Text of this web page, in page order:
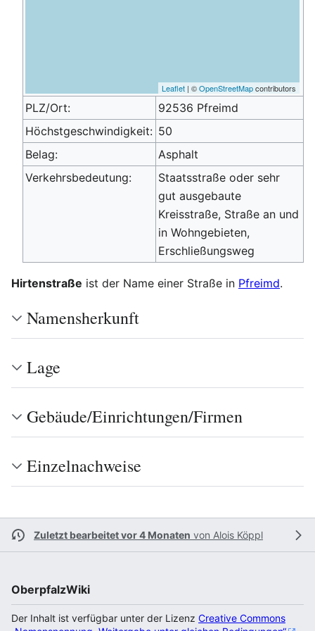
Leaflet | ©OpenStreetMapcontributors
PLZ/Ort:
92536 Pfreimd
Höchstgeschwindigkeit: 50
Belag:
Asphalt
Verkehrsbedeutung:
Staatsstraße oder sehr
gut ausgebaute
Kreisstraße, Straße an und
in Wohngebieten,
Erschließungsweg
Hirtenstraße ist der Name einer Straße in Pfreimd.
Namensherkunft
Lage
Gebäude/Einrichtungen/Firmen
Einzelnachweise
Zuletzt bearbeitet vor 4 Monaten von Alois Köppl
OberpfalzWiki
Der Inhalt ist verfügbar unter der Lizenz Creative Commons